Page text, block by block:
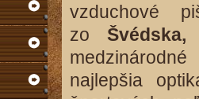
vzduchové
zo
najlepšia